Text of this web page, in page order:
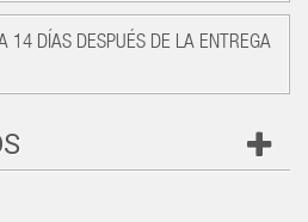
14 DÍAS DESPUÉS DE LA ENTREGA